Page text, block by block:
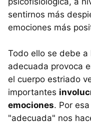
sentirnos más
emociones más
Todo ello se debe
adecuada provoca
el cuerpo estriado
importantes
emociones. Por
"adecuada" nos